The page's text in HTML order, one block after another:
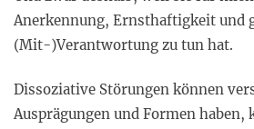
Anerkennung, Ernsthaftigkeit und
(Mit-)Verantwortung zu tun hat.
Dissoziative Störungen können
Ausprägungen und Formen haben,